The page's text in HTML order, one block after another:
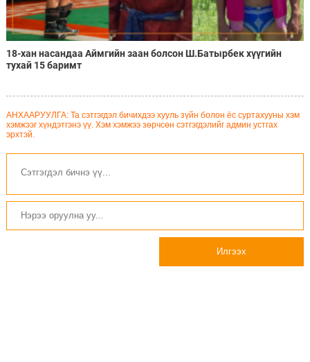
18-хан насандаа Аймгийн заан болсон Ш.Батырбек хүүгийн
тухай 15 баримт
АНХААРУУЛГА: Та сэтгэгдэл бичихдээ хууль зүйн болон ёс суртахууны хэм
хэмжээг хүндэтгэнэ үү. Хэм хэмжээ зөрчсөн сэтгэгдэлийг админ устгах
эрхтэй.
Илгээх